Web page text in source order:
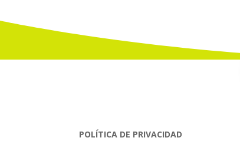
POLÍTICA DE PRIVACIDAD